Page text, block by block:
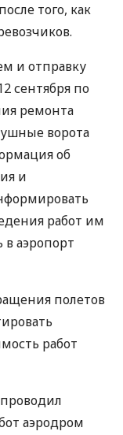
того, как
и отправку
сентября по
ремонта
ворота
об
и
работ им
в аэропорт
полетов
работ
аэродром